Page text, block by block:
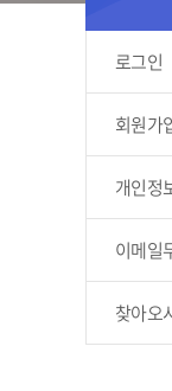
로그인
회원가
개인정
이메일
찾아오